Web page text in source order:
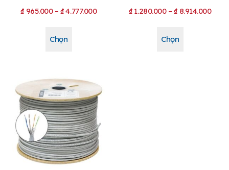
₫ 965.000 – ₫4.777.000
Chọn
₫1.280.000 – ₫8.914.000
Chọn